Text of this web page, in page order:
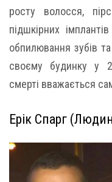
росту волосся,
підшкірних
обпилювання зубів
своєму будинку у
смерті вважається
Ерік Спарг